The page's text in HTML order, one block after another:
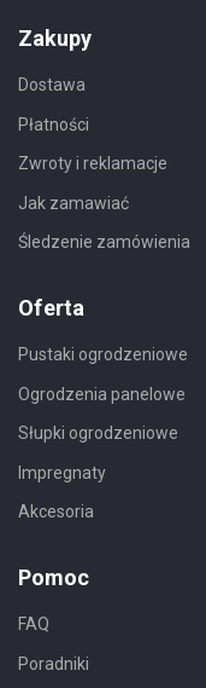
Zakupy
Dostawa
Płatności
Zwroty i reklamacje
Jak zamawiać
Śledzenie zamówienia
Oferta
Pustaki ogrodzeniowe
Ogrodzenia panelowe
Słupki ogrodzeniowe
Impregnaty
Akcesoria
Pomoc
FAQ
Poradniki